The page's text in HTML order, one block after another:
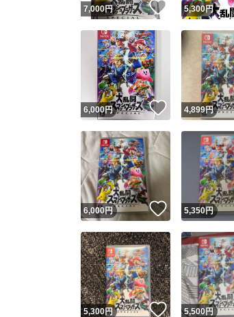
7,000円 いいね！
5,300円
6,000円 いいね！
4,899円
6,000円 いいね！
5,350円
5,300円 いいね！
5,500円